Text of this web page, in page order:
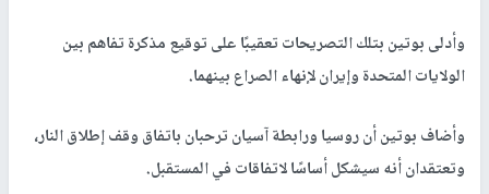
وأدلى بوتين بتلك التصريحات تعقيبًا على توقيع مذكرة تفاهم بين
الولايات المتحدة وإيران لإنهاء الصراع بينهما.
وأضاف بوتين أن روسيا ورابطة آسيان ترحبان باتفاق وقف إطلاق النار،
وتعتقدان أنه سيشكل أساسًا لاتفاقات في المستقبل.